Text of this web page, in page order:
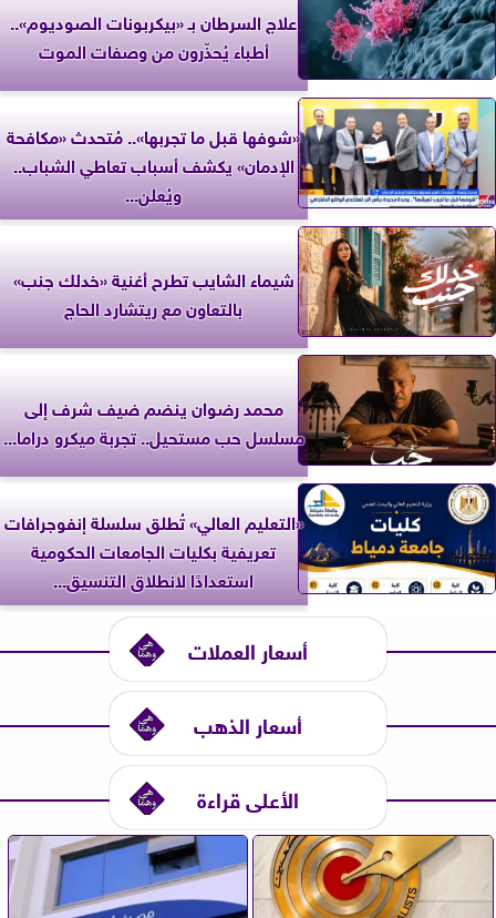
علاج السرطان بـ «بيكربونات الصوديوم»..
أطباء يُحذّرون من وصفات الموت
«شوفها قبل ما تجربها».. مُتحدث «مكافحة
الإدمان» يكشف أسباب تعاطي الشباب..
ويُعلن...
شيماء الشايب تطرح أغنية «خدلك جنب»
بالتعاون مع ريتشارد الحاج
محمد رضوان ينضم ضيف شرف إلى
مسلسل حب مستحيل.. تجربة ميكرو دراما...
«التعليم العالي» تُطلق سلسلة إنفوجرافات
تعريفية بكليات الجامعات الحكومية
استعدادًا لانطلاق التنسيق...
أسعار العملات
أسعار الذهب
الأعلى قراءة